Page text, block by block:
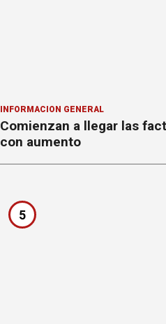
INFORMACION GENERAL
Comienzan a llegar las
con aumento
5